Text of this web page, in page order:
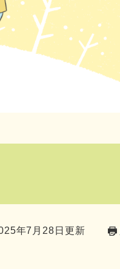
年7月28日更新